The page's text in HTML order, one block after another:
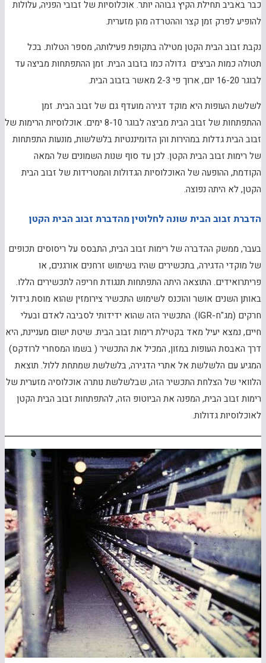
כבר באביב תחילת הקיץ גבוהה יותר. אוכלוסיות של זבובי הפניה, עלולות
להופיע לפרק זמן קצר וההטרדה מהן מזערית.
נקבת זבוב הבית הקטן מטילה בתקופת פעילותה, מספר הטלות. בכל
תטולה כמות הביצים גדולה כמו בזבוב הבית. זמן ההתפתחות מביצה עד
לבוגר 16-20 יום, ארוך פי 2-3 מאשר בזבוב הבית.
לשלשת העופות היא מוקד דגירה מועדף גם של זבוב הבית. זמן
ההתפתחות של זבוב הבית מביצה לבוגר 8-10 ימים. אוכלוסיות הרימות של
זבוב הבית גדלות במהירות והן הדומיננטיות בלשלשות, מונעות התפתחות
של רימות זבוב הבית הקטן. לכן עד סוף שנות השמונים של המאה
הקודמת, ההופעה של האוכלוסיות הגדולות והמטרידות של זבוב הבית
הקטן, לא היתה נפוצה.
הדברת זבוב הבית שונה לחלוטין מהדברת זבוב הבית הקטן
בעבר, ממשק ההדברה של רימות זבוב הבית, התבסס על ריסוסים תכופים
של מוקדי הדגירה, בתכשירים שהיו בשימוש זרחנים אורגנים, או
פריתרואידים. התוצאה היתה התפתחות תנגודת חריפה לתכשירים הללו.
באותן השנים אושר והוכנס לשימוש התכשיר צירומזין שהוא מוסת גידול
חרקים (מג"ח-IGR). התכשיר הזה שהוא ידידותי לסביבה לאדם ובעלי
חיים, נמצא יעיל מאד בקטילת רימות זבוב הבית. שיטת ישום מעניינת, היא
דרך האבסת העופות במזון, המכיל את התכשיר ( בשמו המסחרי לרודקס)
המגיע עם הלשלשת אל אתרי הדגירה, בלשלשת שמתחת ללול. תוצאת
הלוואי של הצלחת התכשיר הזה, שבלשלשת נותרה אוכלוסיה מזערית של
רימות זבוב הבית, המפנה את הביוטופ הזה, להתפתחות זבוב הבית הקטן
לאוכלוסיות גדולות.